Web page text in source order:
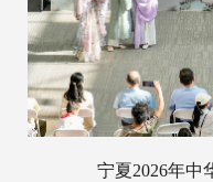
宁夏2026年中